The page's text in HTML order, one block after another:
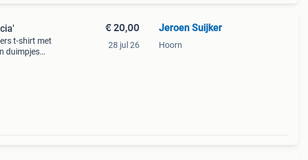
t-shirt met
duimpjes
€ 20,00
28 jul 26
Jeroen Suijker
Hoorn